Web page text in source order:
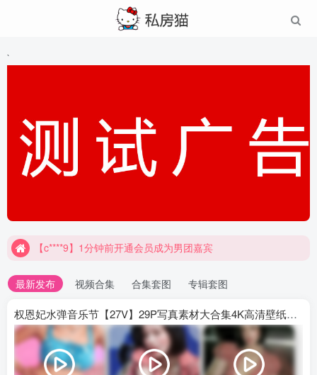
`
【c****9】1分钟前开通会员成为男团嘉宾
最新发布 视频合集 合集套图 专辑套图
权恩妃水弹音乐节【27V】29P写真素材大合集4K高清壁纸照片素材